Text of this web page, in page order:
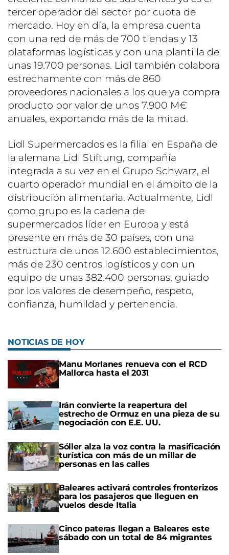
tercer operador del sector por cuota de
mercado. Hoy en día, la empresa cuenta
con una red de más de 700 tiendas y 13
plataformas logísticas y con una plantilla de
unas 19.700 personas. Lidl también colabora
estrechamente con más de 860
proveedores nacionales a los que ya compra
producto por valor de unos 7.900 M€
anuales, exportando más de la mitad.
Lidl Supermercados es la filial en España de
la alemana Lidl Stiftung, compañía
integrada a su vez en el Grupo Schwarz, el
cuarto operador mundial en el ámbito de la
distribución alimentaria. Actualmente, Lidl
como grupo es la cadena de
supermercados líder en Europa y está
presente en más de 30 países, con una
estructura de unos 12.600 establecimientos,
más de 230 centros logísticos y con un
equipo de unas 382.400 personas, guiado
por los valores de desempeño, respeto,
confianza, humildad y pertenencia.
NOTICIAS DE HOY
Manu Morlanes renueva con el RCD
Mallorca hasta el 2031
Irán convierte la reapertura del
estrecho de Ormuz en una pieza de su
negociación con E.E. UU.
Sóller alza la voz contra la masificación
turística con más de un millar de
personas en las calles
Baleares activará controles fronterizos
para los pasajeros que lleguen en
vuelos desde Italia
Cinco pateras llegan a Baleares este
sábado con un total de 84 migrantes